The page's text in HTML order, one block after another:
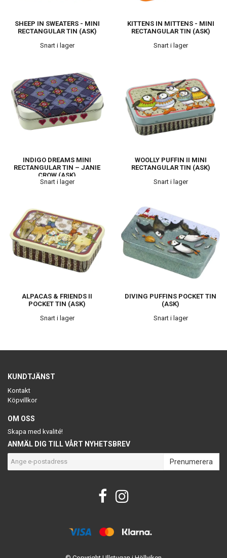
SHEEP IN SWEATERS - MINI
RECTANGULAR TIN (ASK)
Snart i lager
KITTENS IN MITTENS - MINI
RECTANGULAR TIN (ASK)
Snart i lager
INDIGO DREAMS MINI
RECTANGULAR TIN – JANIE
CROW (ASK)
Snart i lager
WOOLLY PUFFIN II MINI
RECTANGULAR TIN (ASK)
Snart i lager
ALPACAS & FRIENDS II
POCKET TIN (ASK)
Snart i lager
DIVING PUFFINS POCKET TIN
(ASK)
Snart i lager
KUNDTJÄNST
Kontakt
Köpvillkor
OM OSS
Skapa med kvalité!
ANMÄL DIG TILL VÅRT NYHETSBREV
Prenumerera